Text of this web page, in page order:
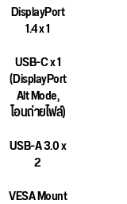
DisplayPort
1.4 x 1
USB-C x 1
(DisplayPort
Alt Mode,
โอนถ่ายไฟล์)
USB-A 3.0 x
2
VESA Mount